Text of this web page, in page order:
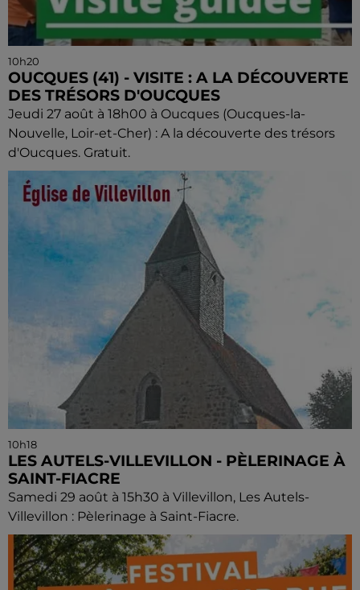
10h20
OUCQUES (41) - VISITE : A LA DÉCOUVERTE
DES TRÉSORS D'OUCQUES
Jeudi 27 août à 18h00 à Oucques (Oucques-la-
Nouvelle, Loir-et-Cher) : A la découverte des trésors
d'Oucques. Gratuit.
10h18
LES AUTELS-VILLEVILLON - PÈLERINAGE À
SAINT-FIACRE
Samedi 29 août à 15h30 à Villevillon, Les Autels-
Villevillon : Pèlerinage à Saint-Fiacre.